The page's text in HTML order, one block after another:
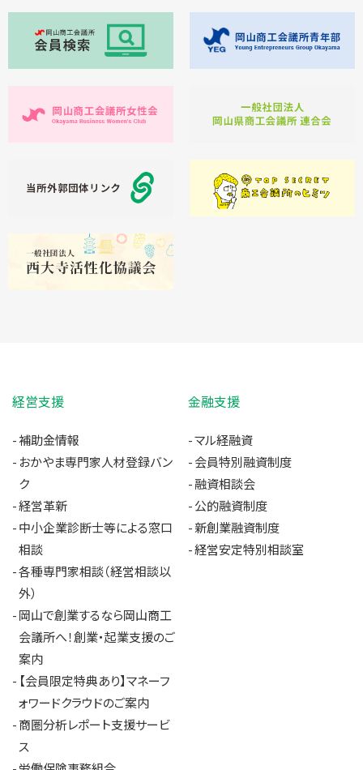
経営支援
補助金情報
おかやま専門家人材登録バン
ク
経営革新
中小企業診断士等による窓口
相談
各種専門家相談（経営相談以
外）
岡山で創業するなら岡山商工
会議所へ！創業・起業支援のご
案内
【会員限定特典あり】マネーフ
ォワードクラウドのご案内
商圏分析レポート支援サービ
ス
金融支援
マル経融資
会員特別融資制度
融資相談会
公的融資制度
新創業融資制度
経営安定特別相談室